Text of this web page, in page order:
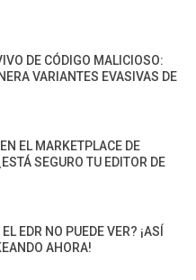
DE CÓDIGO MALICIOSO:
VARIANTES EVASIVAS DE
EL MARKETPLACE DE
SEGURO TU EDITOR DE
EDR NO PUEDE VER? ¡ASÍ
AHORA!